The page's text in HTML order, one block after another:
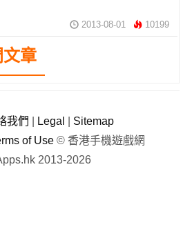
2013-08-01 10199
章
我們 Legal
Sitemap
of Use © 香港手機遊戲網
2013-2026